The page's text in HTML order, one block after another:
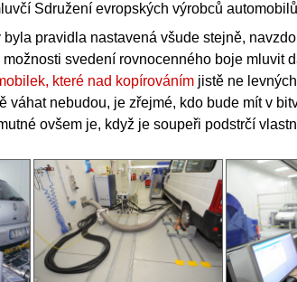
Sdružení evropských výrobců
pravidla nastavená všude stejně,
svedení rovnocenného boje mluvit
které nad kopírováním jistě ne
váhat nebudou, je zřejmé, kdo bude mít v
ovšem je, když je soupeři podstrčí